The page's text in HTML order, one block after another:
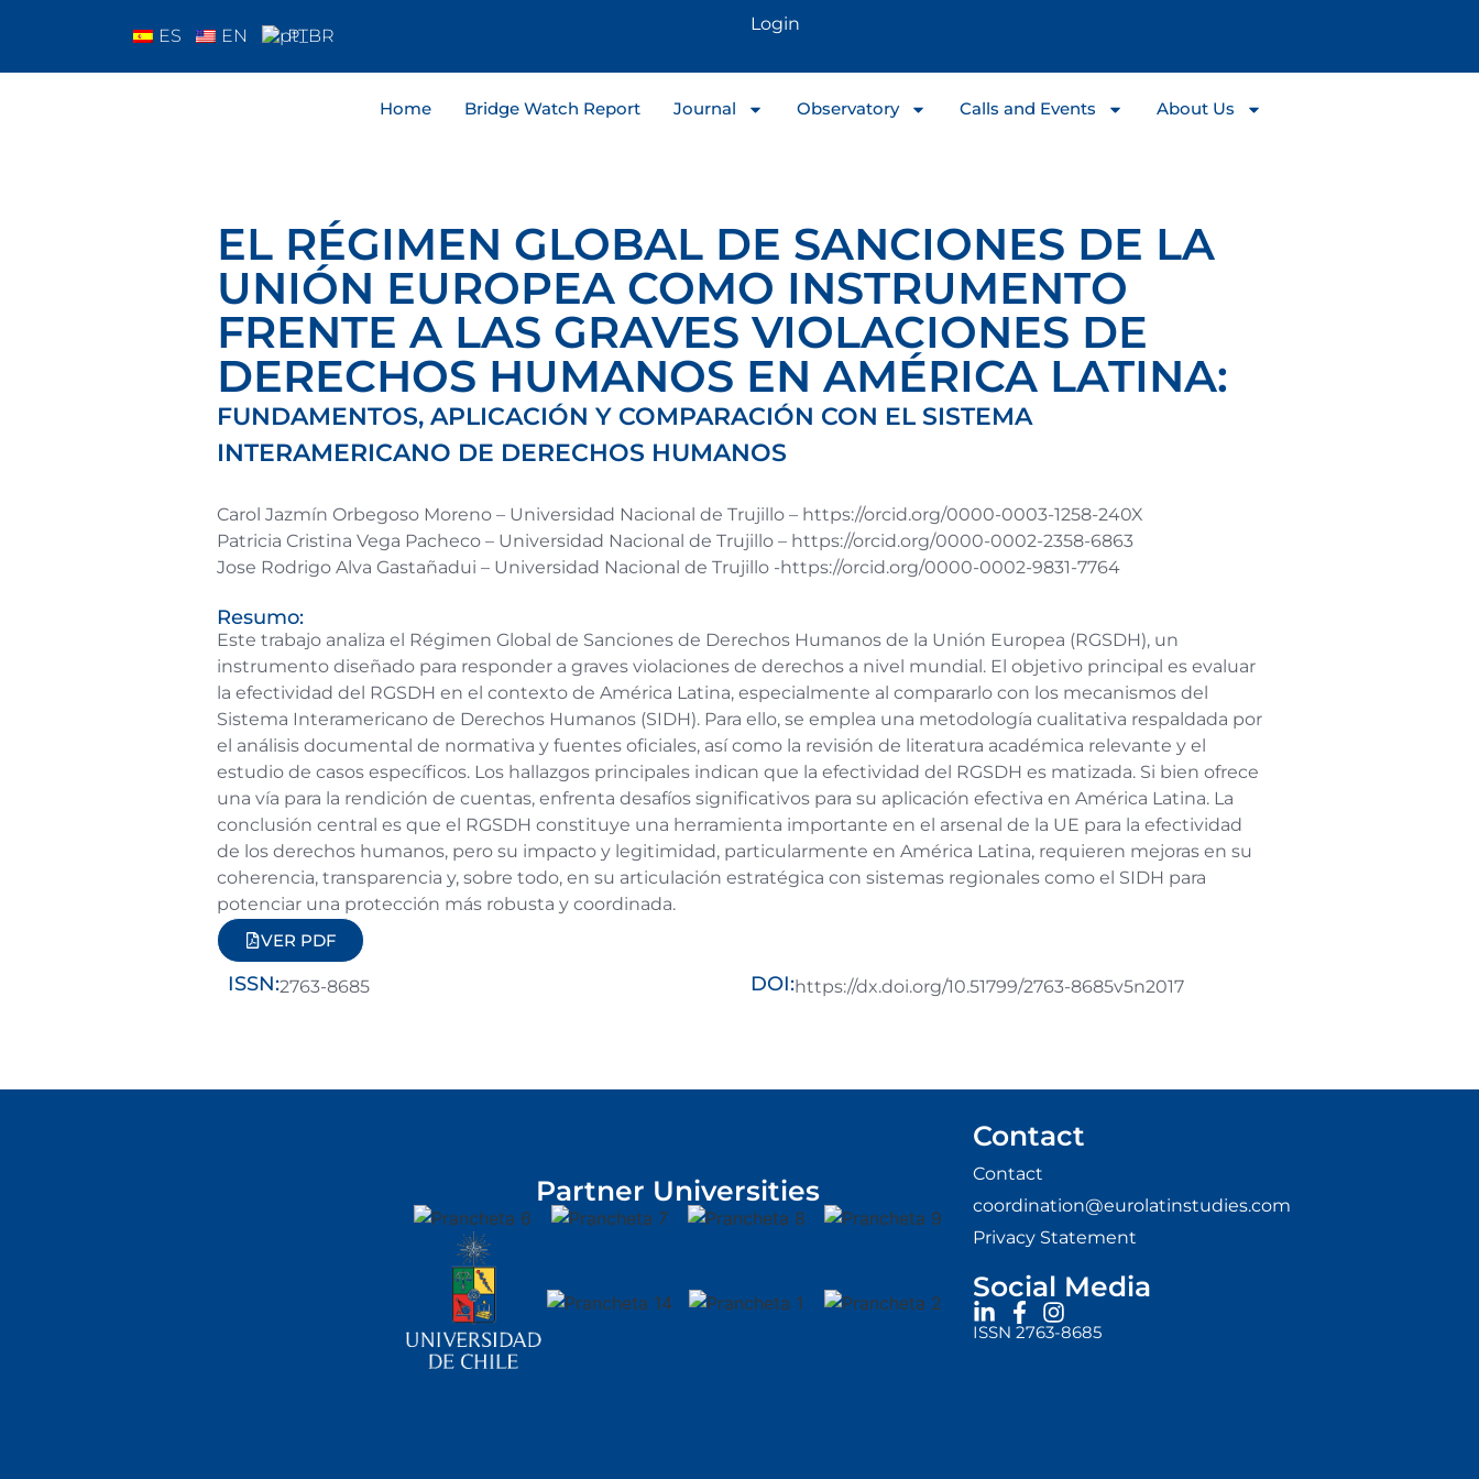
ES EN PT
Login
Home Bridge Watch Report Journal Observatory Calls and Events About Us
EL RÉGIMEN GLOBAL DE SANCIONES DE LA
UNIÓN EUROPEA COMO INSTRUMENTO
FRENTE A LAS GRAVES VIOLACIONES DE
DERECHOS HUMANOS EN AMÉRICA LATINA:
FUNDAMENTOS, APLICACIÓN Y COMPARACIÓN CON EL SISTEMA
INTERAMERICANO DE DERECHOS HUMANOS
Carol Jazmín Orbegoso Moreno – Universidad Nacional de Trujillo – https://orcid.org/0000-0003-1258-240X
Patricia Cristina Vega Pacheco – Universidad Nacional de Trujillo – https://orcid.org/0000-0002-2358-6863
Jose Rodrigo Alva Gastañadui – Universidad Nacional de Trujillo -https://orcid.org/0000-0002-9831-7764
Resumo:
Este trabajo analiza el Régimen Global de Sanciones de Derechos Humanos de la Unión Europea (RGSDH), un
instrumento diseñado para responder a graves violaciones de derechos a nivel mundial. El objetivo principal es evaluar
la efectividad del RGSDH en el contexto de América Latina, especialmente al compararlo con los mecanismos del
Sistema Interamericano de Derechos Humanos (SIDH). Para ello, se emplea una metodología cualitativa respaldada por
el análisis documental de normativa y fuentes oficiales, así como la revisión de literatura académica relevante y el
estudio de casos específicos. Los hallazgos principales indican que la efectividad del RGSDH es matizada. Si bien ofrece
una vía para la rendición de cuentas, enfrenta desafíos significativos para su aplicación efectiva en América Latina. La
conclusión central es que el RGSDH constituye una herramienta importante en el arsenal de la UE para la efectividad
de los derechos humanos, pero su impacto y legitimidad, particularmente en América Latina, requieren mejoras en su
coherencia, transparencia y, sobre todo, en su articulación estratégica con sistemas regionales como el SIDH para
potenciar una protección más robusta y coordinada.
VER PDF
ISSN:2763-8685 DOI:https://dx.doi.org/10.51799/2763-8685v5n2017
Partner Universities
Contact
Contact
coordination@eurolatinstudies.com
Privacy Statement
Social Media
ISSN 2763-8685